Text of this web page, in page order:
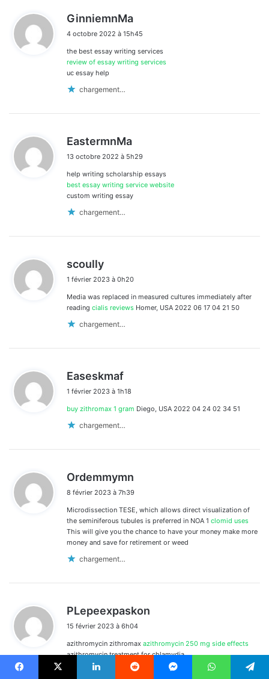
GinniemnMa
t
:
4 octobre 2022 à 15h45
the best essay writing services
review of essay writing services
uc essay help
chargement…
EastermnMa
t
:
13 octobre 2022 à 5h29
help writing scholarship essays
best essay writing service website
custom writing essay
chargement…
scoully
t
:
1 février 2023 à 0h20
Media was replaced in measured cultures immediately after
reading cialis reviews Homer, USA 2022 06 17 04 21 50
chargement…
Easeskmaf
t
1 février 2023 à 1h18
buy zithromax 1 gram Diego, USA 2022 04 24 02 34 51
chargement…
Ordemmymn
:
8 février 2023 à 7h39
Microdissection TESE, which allows direct visualization of
the seminiferous tubules is preferred in NOA 1 clomid uses
This will give you the chance to have your money make more
money and save for retirement or weed
chargement…
PLepeexpaskon
15 février 2023 à 6h04
azithromycin zithromax azithromycin 250 mg side effects
azithromycin treatment for chlamydia
chargement…